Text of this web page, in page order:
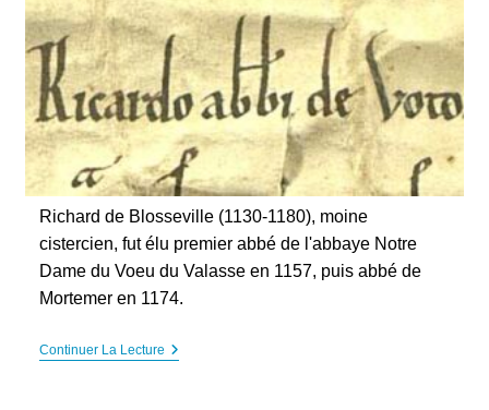
Richard de Blosseville (1130-1180), moine
cistercien, fut élu premier abbé de l'abbaye Notre
Dame du Voeu du Valasse en 1157, puis abbé de
Mortemer en 1174.
Continuer La LectureRichard